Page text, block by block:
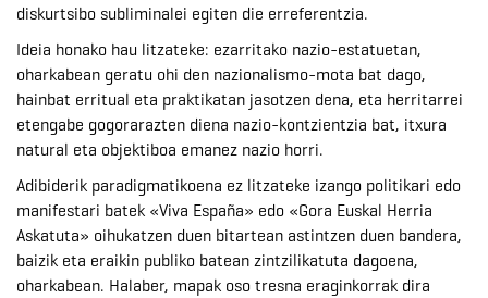
diskurtsibo subliminalei egiten die erreferentzia.
Ideia honako hau litzateke: ezarritako nazio-estatuetan,
oharkabean geratu ohi den nazionalismo-mota bat dago,
hainbat erritual eta praktikatan jasotzen dena, eta herritarrei
etengabe gogorarazten diena nazio-kontzientzia bat, itxura
natural eta objektiboa emanez nazio horri.
Adibiderik paradigmatikoena ez litzateke izango politikari edo
manifestari batek «Viva España» edo «Gora Euskal Herria
Askatuta» oihukatzen duen bitartean astintzen duen bandera,
baizik eta eraikin publiko batean zintzilikatuta dagoena,
oharkabean. Halaber, mapak oso tresna eraginkorrak dira